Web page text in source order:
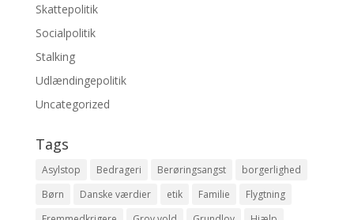
Skattepolitik
Socialpolitik
Stalking
Udlændingepolitik
Uncategorized
Tags
Asylstop Bedrageri Berøringsangst
borgerlighed
Børn
Danske værdier etik Familie
Flygtning